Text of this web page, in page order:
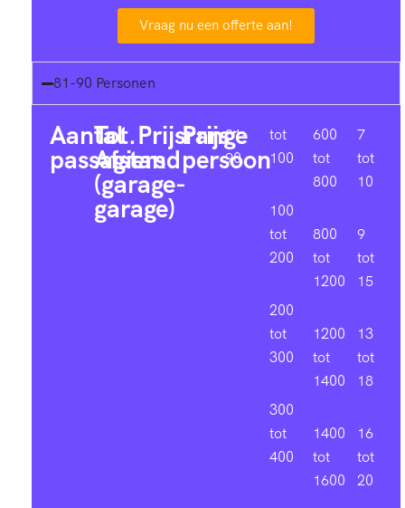
Vraag nu een offerte aan!
81-90 Personen
Aantal
passagiers
Tot.
Afstand
(garage-
garage)
Prijsrange
Prijs
persoon
81-
90
tot
100
100
tot
200
200
tot
300
300
tot
400
600
tot
800
800
tot
1200
1200
tot
1400
1400
tot
1600
7
tot
10
9
tot
15
13
tot
18
16
tot
20
0
6
9
3
6
0
4
7
1
5